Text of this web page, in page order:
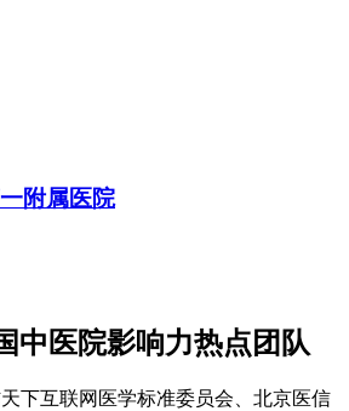
附属医院
中医院影响力热点团队
下互联网医学标准委员会、北京医信